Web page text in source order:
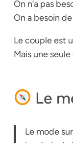
On n’a pas
On a besoin
Le couple est
Mais une
Le
Le mode